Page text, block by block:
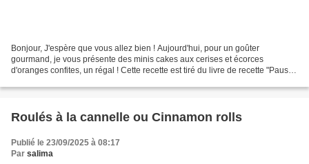
Bonjour, J'espère que vous allez bien ! Aujourd'hui, pour un goûter
gourmand, je vous présente des minis cakes aux cerises et écorces
d'oranges confites, un régal ! Cette recette est tiré du livre de recette "Pause
Roulés à la cannelle ou Cinnamon rolls
Publié le 23/09/2025 à 08:17
Par salima